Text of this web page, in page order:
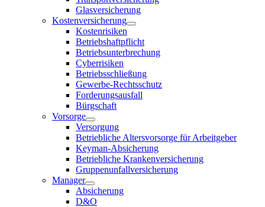
Glasversicherung
Kostenversicherung
Kostenrisiken
Betriebshaftpflicht
Betriebsunterbrechung
Cyberrisiken
Betriebsschließung
Gewerbe-Rechtsschutz
Forderungsausfall
Bürgschaft
Vorsorge
Versorgung
Betriebliche Altersvorsorge für Arbeitgeber
Keyman-Absicherung
Betriebliche Krankenversicherung
Gruppenunfallversicherung
Manager
Absicherung
D&O